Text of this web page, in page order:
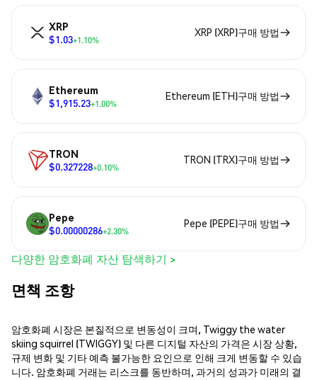
XRP
$1.03+1.10%
XRP (XRP)구매 방법
Ethereum
$1,915.23+1.00%
Ethereum (ETH)구매 방법
TRON
$0.327228+0.10%
TRON (TRX)구매 방법
Pepe
$0.00000286+2.30%
Pepe (PEPE)구매 방법
다양한 암호화폐 자산 탐색하기 >
면책 조항
암호화폐 시장은 본질적으로 변동성이 크며, Twiggy the water
skiing squirrel (TWIGGY) 및 다른 디지털 자산의 가격은 시장 상황,
규제 변화 및 기타 예측 불가능한 요인으로 인해 크게 변동할 수 있습
니다. 암호화폐 거래는 리스크를 동반하며, 과거의 성과가 미래의 결